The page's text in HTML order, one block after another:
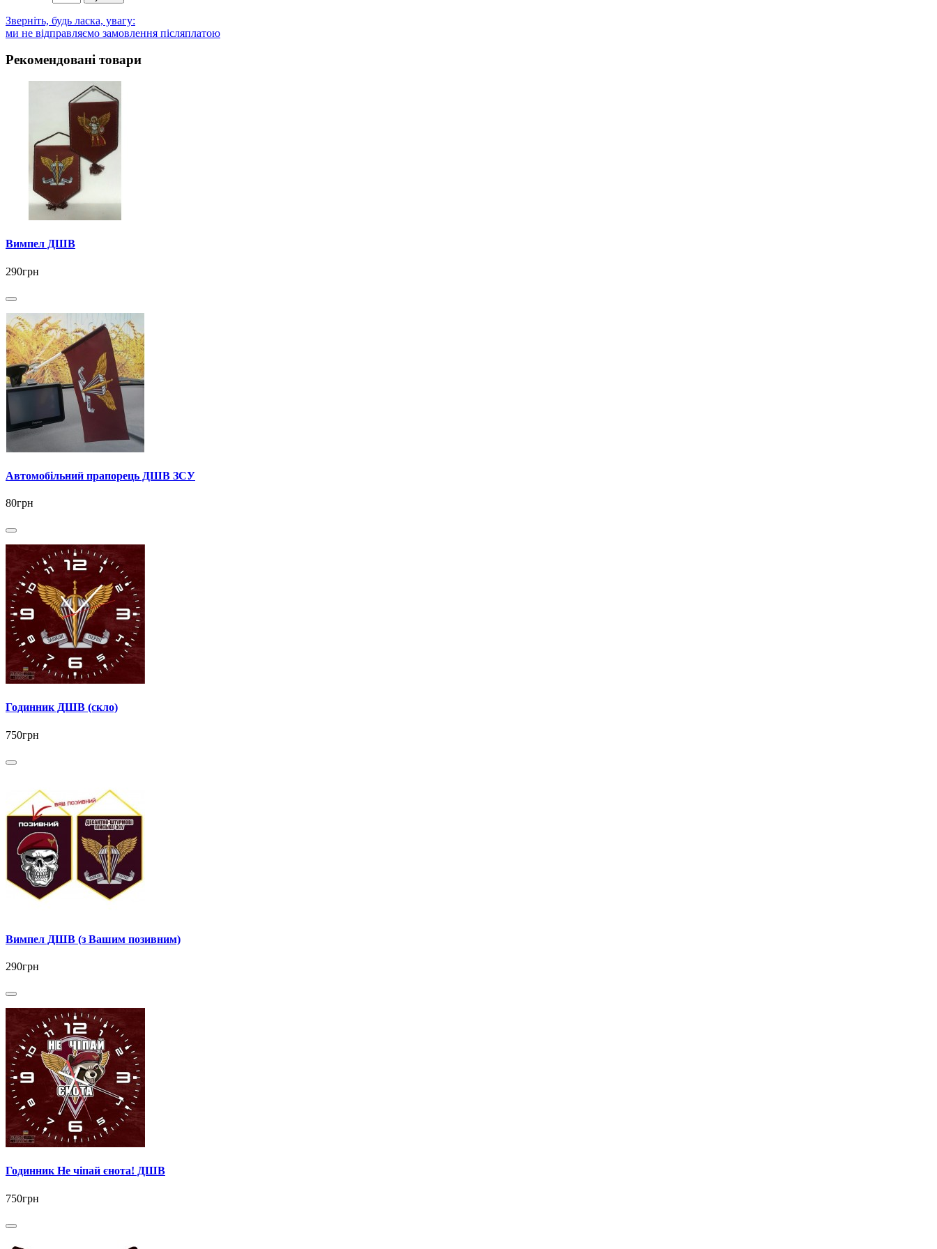
Зверніть, будь ласка, увагу:
ми не відправляємо замовлення післяплатою
Рекомендовані товари
Вимпел ДШВ
290грн
Автомобільний прапорець ДШВ ЗСУ
80грн
Годинник ДШВ (скло)
750грн
Вимпел ДШВ (з Вашим позивним)
290грн
Годинник Не чіпай єнота! ДШВ
750грн